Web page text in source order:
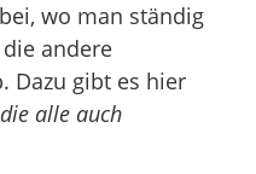
wo man ständig
andere
Dazu gibt es hier
die alle auch